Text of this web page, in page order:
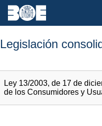
Legislación
Ley 13/2003, de 17 de
de los Consumidores y